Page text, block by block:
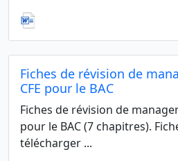
Fiches de révision de
CFE pour le BAC
Fiches de révision de
pour le BAC (7 chapitres).
télécharger ...